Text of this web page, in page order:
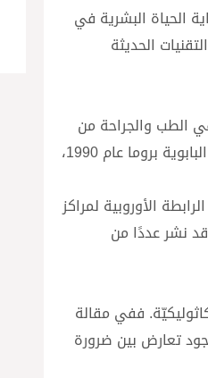
1994، بتعزيز كرامة الإنسان وحماية الحياة البشرية في
الحديثة
في 4 يونيو/حزيران 1959. حصل على شهادة في الطب والجراحة من
جامعة بادوفا في عام 1985. ثم تابع دراساته اللاهوتية فنال الإجازة في اللاهوت الأخلاقي من الجامعة الغريغورية البابوية بروما عام 1990،
في مستشفى الطفل يسوع في روما منذ عام 2000. وبين 2010 و2013، ترأّس الرابطة الأوروبية لمراكز
الحياة، وقد نشر عددًا من
ففي مقالة
حال وجود تعارض بين ضرورة